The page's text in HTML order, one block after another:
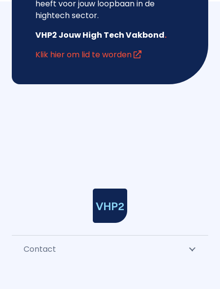
heeft voor jouw loopbaan in de
hightech sector.
VHP2 Jouw High Tech Vakbond.
Klik hier om lid te worden
Contact